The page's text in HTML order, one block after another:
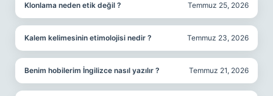
Klonlama neden etik değil ? Temmuz 25, 2026
Kalem kelimesinin etimolojisi nedir ? Temmuz 23, 2026
Benim hobilerim İngilizce nasıl yazılır ? Temmuz 21, 2026